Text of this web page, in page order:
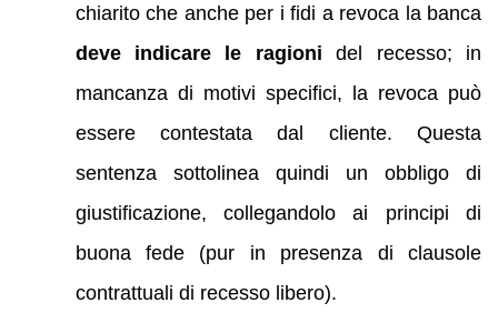
chiarito che anche per i fidi a revoca la banca
deve indicare le ragioni del recesso; in
mancanza di motivi specifici, la revoca può
essere contestata dal cliente. Questa
sentenza sottolinea quindi un obbligo di
giustificazione, collegandolo ai principi di
buona fede (pur in presenza di clausole
contrattuali di recesso libero).